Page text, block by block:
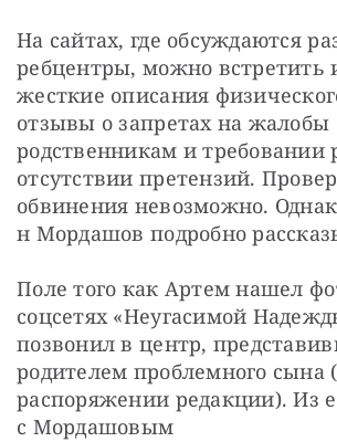
На сайтах, где обсуждаются
ребцентры, можно встретить
жесткие описания
отзывы о запретах на жалобы
родственникам и требовании
отсутствии претензий.
обвинения невозможно.
н Мордашов подробно
Поле того как Артем нашел
соцсетях «Неугасимой
позвонил в центр,
родителем проблемного сына
распоряжении редакции). Из
с Мордашовым